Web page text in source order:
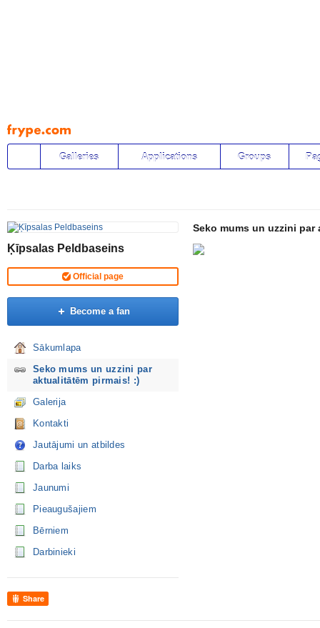
Pāriet
uz
saturu
Galleries Applications Groups
Ķīpsalas Peldbaseins
Official page
Become a fan
Sākumlapa
Seko mums un uzzini par
aktualitātēm pirmais! :)
Galerija
Kontakti
Jautājumi un atbildes
Darba laiks
Jaunumi
Pieaugušajiem
Bērniem
Darbinieki
Share
Seko mums un uzzini